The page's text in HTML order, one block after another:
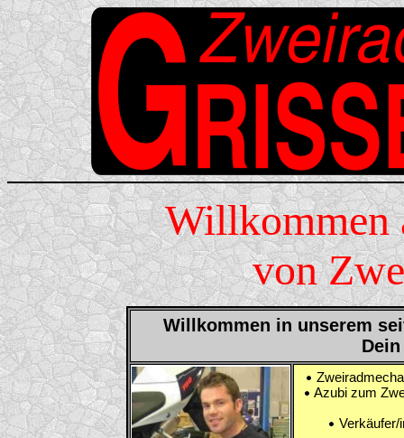
Willkommen
von
Willkommen in unserem
Azubi zum
Verkäufer/